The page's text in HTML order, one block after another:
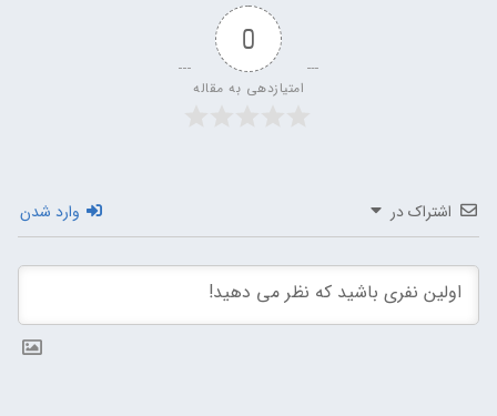
0
امتیازدهی به مقاله
اشتراک در وارد شدن